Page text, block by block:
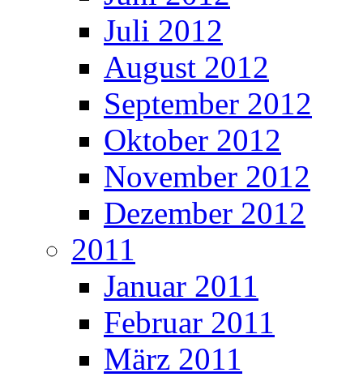
Juli 2012
August 2012
September 2012
Oktober 2012
November 2012
Dezember 2012
2011
Januar 2011
Februar 2011
März 2011